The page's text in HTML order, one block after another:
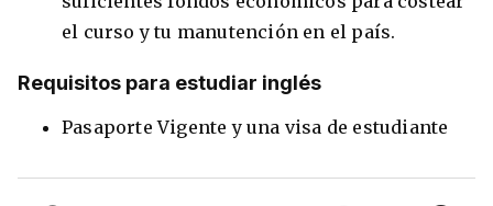
el curso y tu manutención en el país.
Requisitos para estudiar inglés
Pasaporte Vigente y una visa de estudiante